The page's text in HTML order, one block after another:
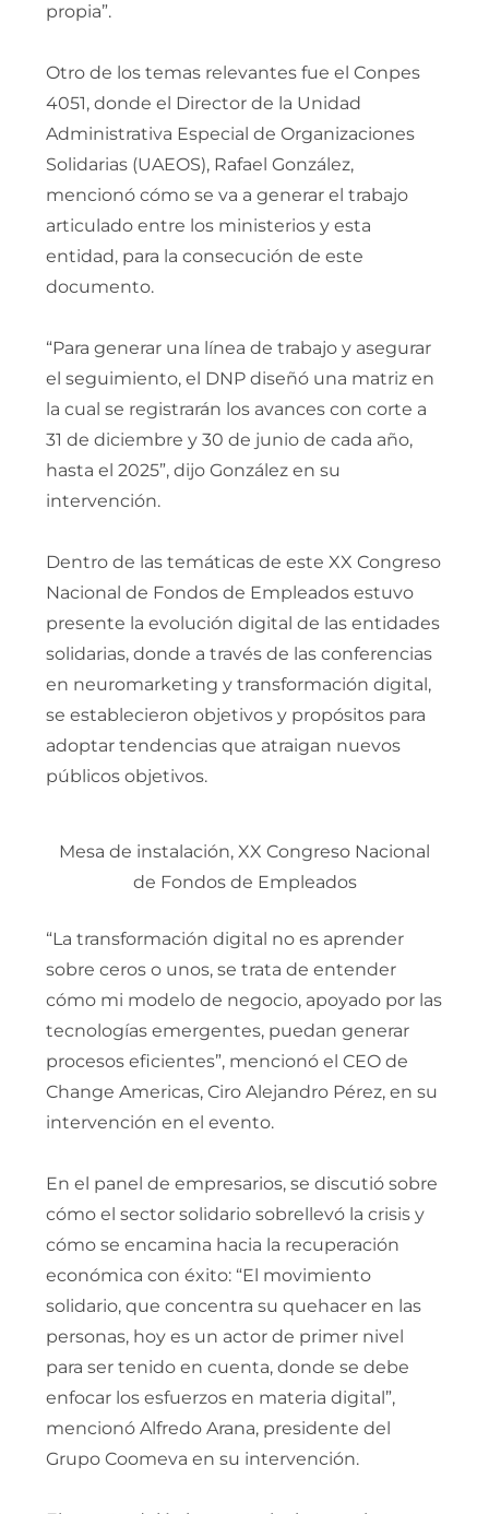
propia”.
Otro de los temas relevantes fue el Conpes
4051, donde el Director de la Unidad
Administrativa Especial de Organizaciones
Solidarias (UAEOS), Rafael González,
mencionó cómo se va a generar el trabajo
articulado entre los ministerios y esta
entidad, para la consecución de este
documento.
“Para generar una línea de trabajo y asegurar
el seguimiento, el DNP diseñó una matriz en
la cual se registrarán los avances con corte a
31 de diciembre y 30 de junio de cada año,
hasta el 2025”, dijo González en su
intervención.
Dentro de las temáticas de este XX Congreso
Nacional de Fondos de Empleados estuvo
presente la evolución digital de las entidades
solidarias, donde a través de las conferencias
en neuromarketing y transformación digital,
se establecieron objetivos y propósitos para
adoptar tendencias que atraigan nuevos
públicos objetivos.
Mesa de instalación, XX Congreso Nacional
de Fondos de Empleados
“La transformación digital no es aprender
sobre ceros o unos, se trata de entender
cómo mi modelo de negocio, apoyado por las
tecnologías emergentes, puedan generar
procesos eficientes”, mencionó el CEO de
Change Americas, Ciro Alejandro Pérez, en su
intervención en el evento.
En el panel de empresarios, se discutió sobre
cómo el sector solidario sobrellevó la crisis y
cómo se encamina hacia la recuperación
económica con éxito: “El movimiento
solidario, que concentra su quehacer en las
personas, hoy es un actor de primer nivel
para ser tenido en cuenta, donde se debe
enfocar los esfuerzos en materia digital”,
mencionó Alfredo Arana, presidente del
Grupo Coomeva en su intervención.